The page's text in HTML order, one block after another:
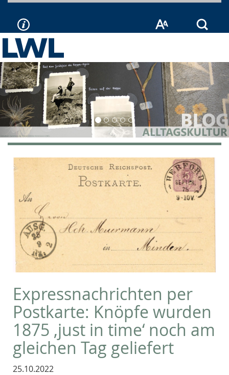
Vorherige
Expressnachrichten per
Postkarte: Knöpfe wurden
1875 ‚just in time‘ noch am
gleichen Tag geliefert
25.10.2022